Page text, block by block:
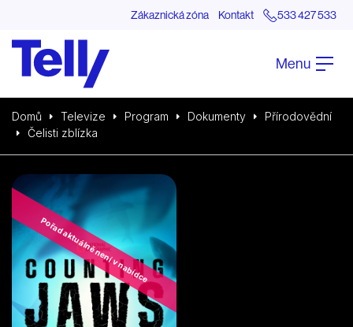
Zákaznická zóna Kontakt 533 427 533
Menu
Domů Televize Program Dokumenty
Přírodovědní
Čelisti zblízka
Pořad aktuálně není v nabídce